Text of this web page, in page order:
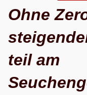
Ohne
teil am